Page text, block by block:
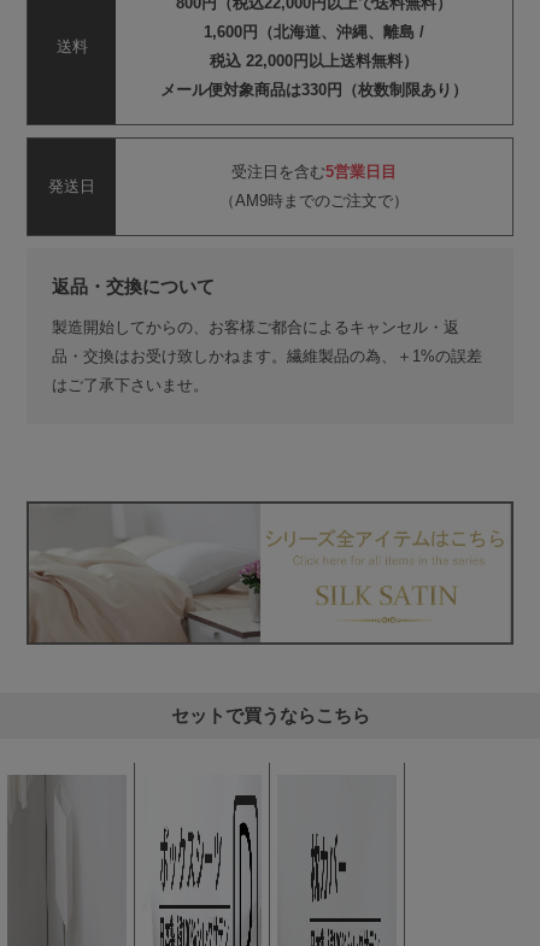
送料
1,600円（北海道、沖縄、離島 /
税込 22,000円以上送料無料）
メール便対象商品は330円（枚数制限あり）
発送日
受注日を含む5営業日目
（AM9時までのご注文で）
返品・交換について
製造開始してからの、お客様ご都合によるキャンセル・返
品・交換はお受け致しかねます。繊維製品の為、＋1%の誤差
はご了承下さいませ。
セットで買うならこちら